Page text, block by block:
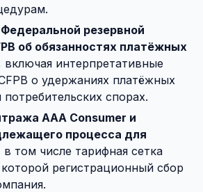
резервной
об обязанностях платёжных
включая интерпретативные
о удержаниях платёжных
спорах.
AAA Consumer и
процесса для
в том числе тарифная сетка
регистрационный сбор